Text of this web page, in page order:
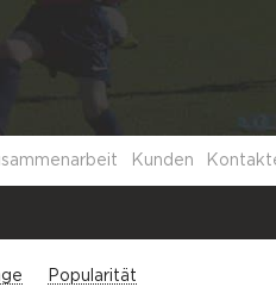
Kunden
Popularität